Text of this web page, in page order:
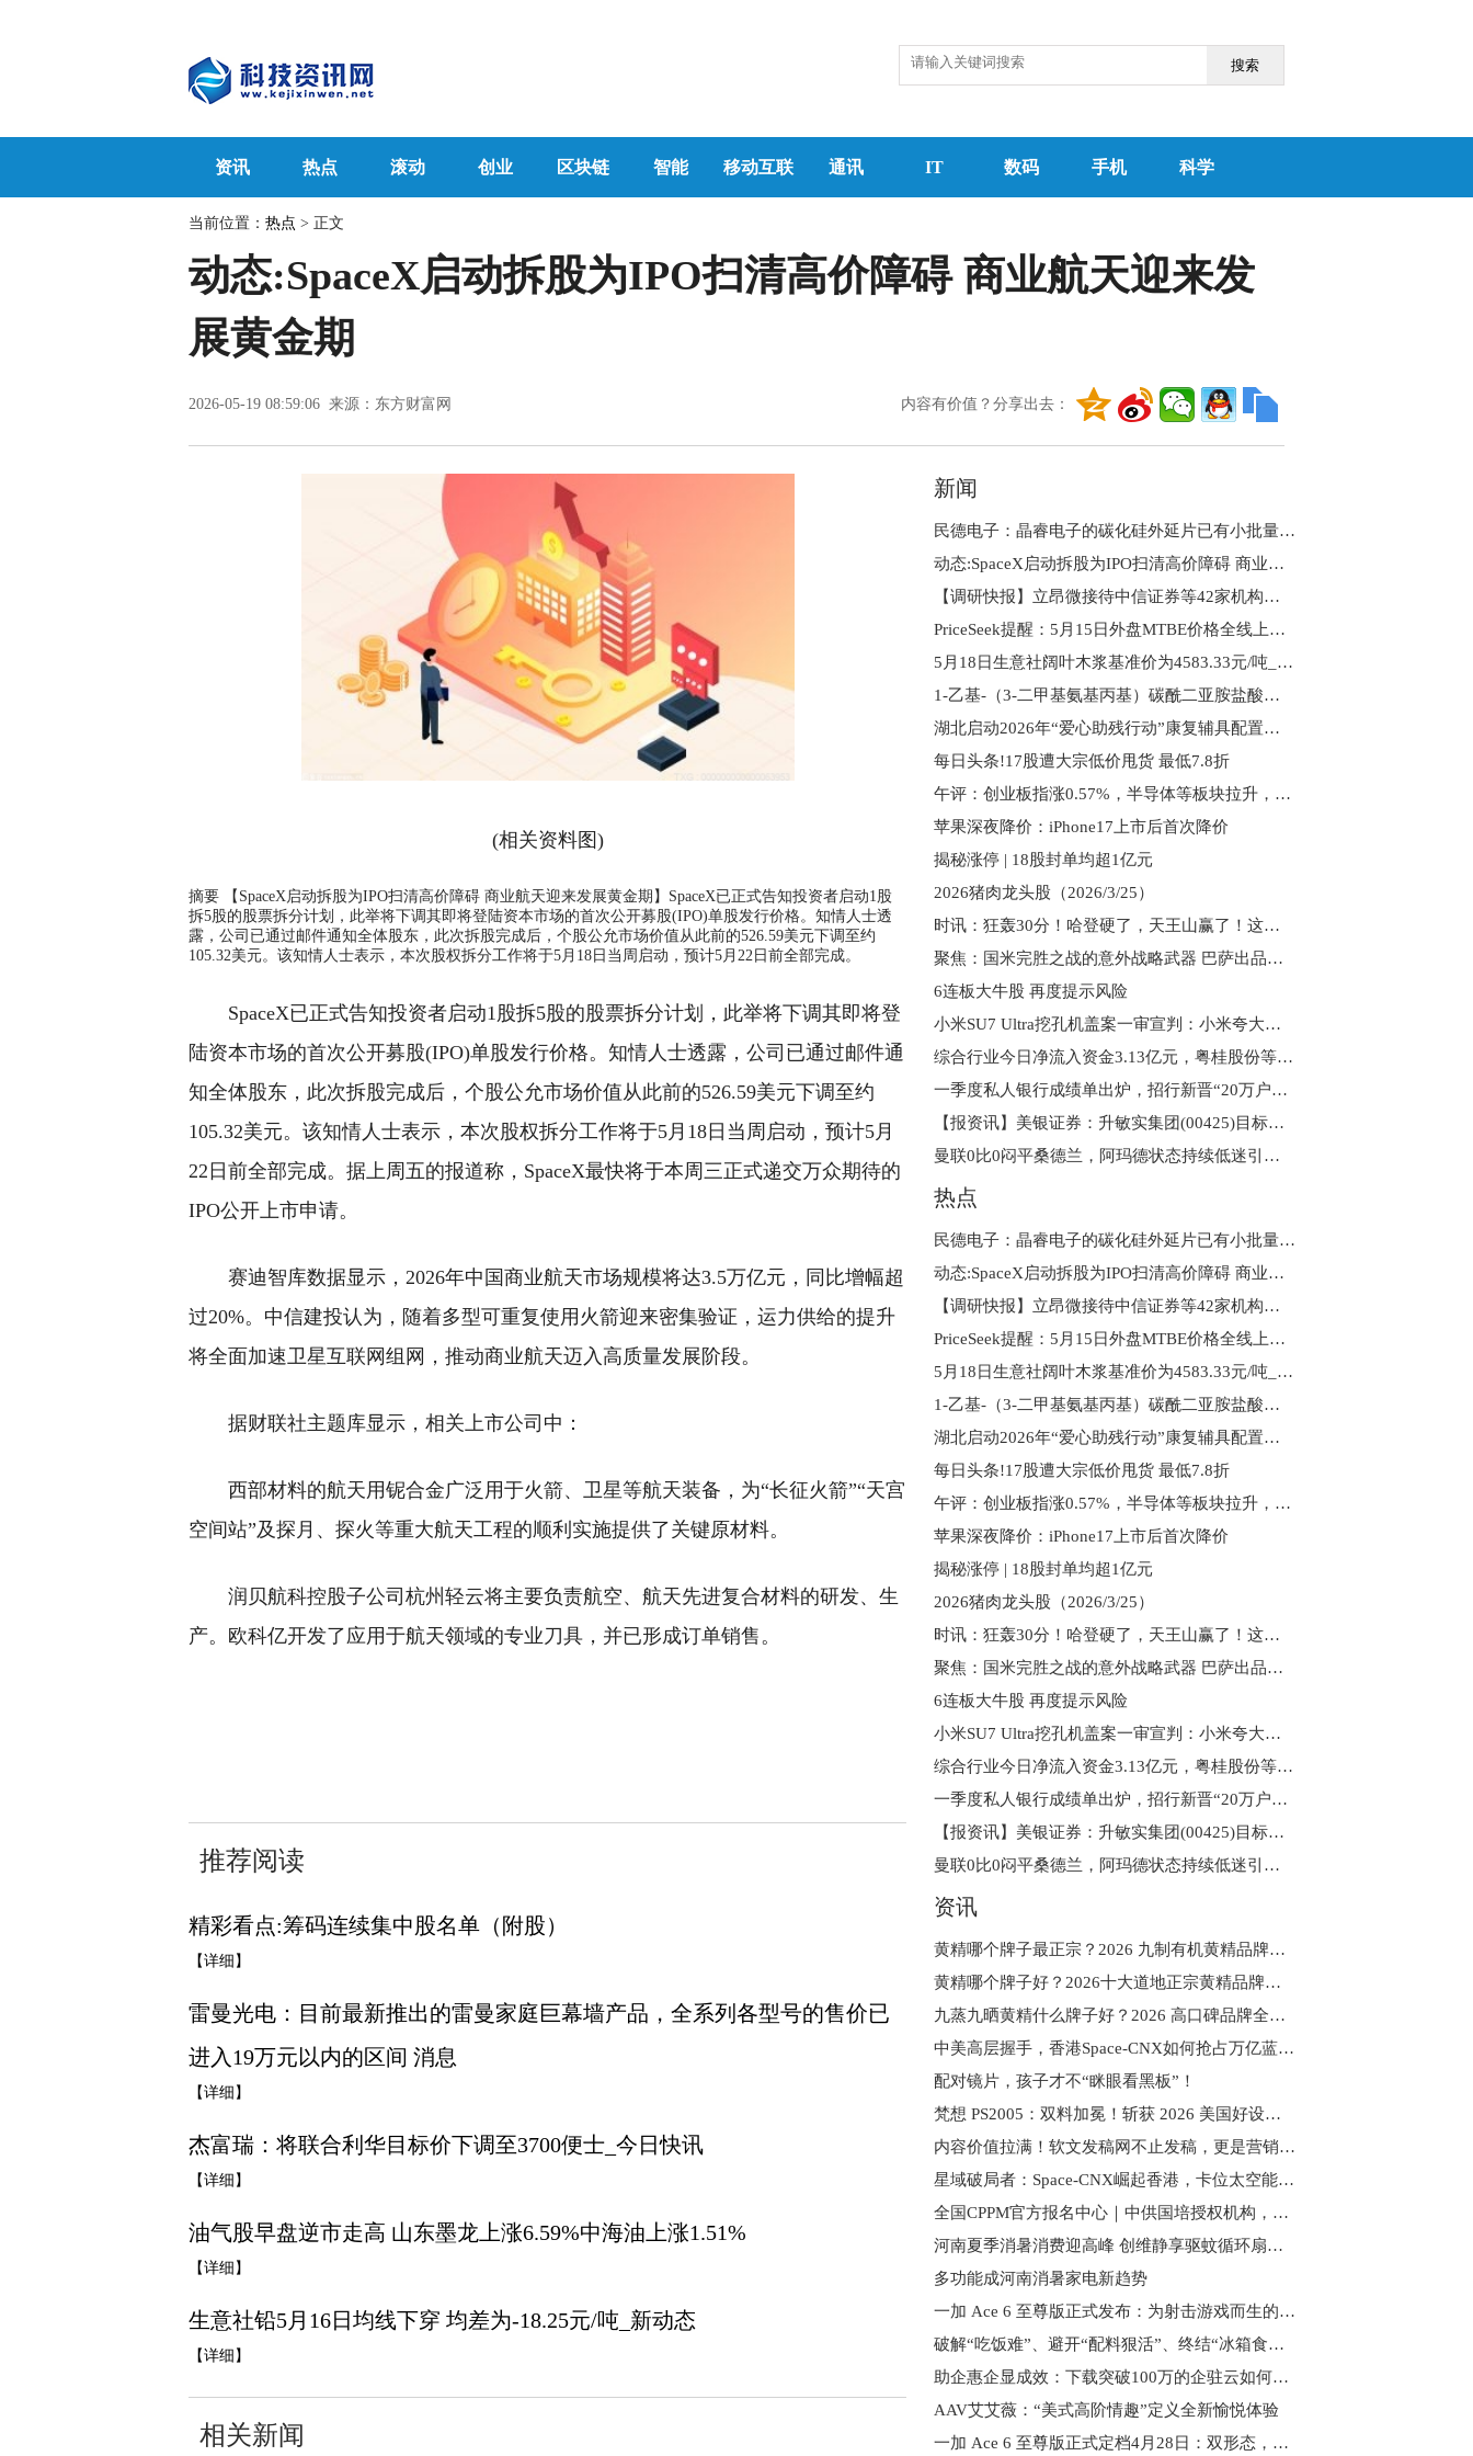
搜索
资讯 热点 滚动 创业 区块链 智能 移动互联 通讯 IT 数码 手机 科学
当前位置： 热点 > 正文
动态:SpaceX启动拆股为IPO扫清高价障碍 商业航天迎来发
展黄金期
2026-05-19 08:59:06 来源：东方财富网 内容有价值？分享出去：
(相关资料图)
摘要 【SpaceX启动拆股为IPO扫清高价障碍 商业航天迎来发展黄金期】SpaceX已正式告知投资者启动1股
拆5股的股票拆分计划，此举将下调其即将登陆资本市场的首次公开募股(IPO)单股发行价格。知情人士透
露，公司已通过邮件通知全体股东，此次拆股完成后，个股公允市场价值从此前的526.59美元下调至约
105.32美元。该知情人士表示，本次股权拆分工作将于5月18日当周启动，预计5月22日前全部完成。
SpaceX已正式告知投资者启动1股拆5股的股票拆分计划，此举将下调其即将登
陆资本市场的首次公开募股(IPO)单股发行价格。知情人士透露，公司已通过邮件通
知全体股东，此次拆股完成后，个股公允市场价值从此前的526.59美元下调至约
105.32美元。该知情人士表示，本次股权拆分工作将于5月18日当周启动，预计5月
22日前全部完成。据上周五的报道称，SpaceX最快将于本周三正式递交万众期待的
IPO公开上市申请。
赛迪智库数据显示，2026年中国商业航天市场规模将达3.5万亿元，同比增幅超
过20%。中信建投认为，随着多型可重复使用火箭迎来密集验证，运力供给的提升
将全面加速卫星互联网组网，推动商业航天迈入高质量发展阶段。
据财联社主题库显示，相关上市公司中：
西部材料的航天用铌合金广泛用于火箭、卫星等航天装备，为“长征火箭”“天宫
空间站”及探月、探火等重大航天工程的顺利实施提供了关键原材料。
润贝航科控股子公司杭州轻云将主要负责航空、航天先进复合材料的研发、生
产。欧科亿开发了应用于航天领域的专业刀具，并已形成订单销售。
推荐阅读
精彩看点:筹码连续集中股名单（附股）
【详细】
雷曼光电：目前最新推出的雷曼家庭巨幕墙产品，全系列各型号的售价已
进入19万元以内的区间 消息
【详细】
杰富瑞：将联合利华目标价下调至3700便士_今日快讯
【详细】
油气股早盘逆市走高 山东墨龙上涨6.59%中海油上涨1.51%
【详细】
生意社铅5月16日均线下穿 均差为-18.25元/吨_新动态
【详细】
相关新闻
新闻
民德电子：晶睿电子的碳化硅外延片已有小批量供货，但涉及数量和金额占比都很小|快消息
动态:SpaceX启动拆股为IPO扫清高价障碍 商业航天迎来发展黄金期
【调研快报】立昂微接待中信证券等42家机构调研 讯息
PriceSeek提醒：5月15日外盘MTBE价格全线上调|百事通
5月18日生意社阔叶木浆基准价为4583.33元/吨_焦点消息
1-乙基-（3-二甲基氨基丙基）碳酰二亚胺盐酸盐商品报价动态（2026-05-16）
湖北启动2026年“爱心助残行动”康复辅具配置工作 速递
每日头条!17股遭大宗低价甩货 最低7.8折
午评：创业板指涨0.57%，半导体等板块拉升，人形机器人概念活跃
苹果深夜降价：iPhone17上市后首次降价
揭秘涨停 | 18股封单均超1亿元
2026猪肉龙头股（2026/3/25）
时讯：狂轰30分！哈登硬了，天王山赢了！这场球，他为自己正名！
聚焦：国米完胜之战的意外战略武器 巴萨出品的球员竟能震慑敌胆
6连板大牛股 再度提示风险
小米SU7 Ultra挖孔机盖案一审宣判：小米夸大宣传但不构成欺诈，退还2万元定金 当前聚焦
综合行业今日净流入资金3.13亿元，粤桂股份等5股净流入资金超千万元
一季度私人银行成绩单出炉，招行新晋“20万户俱乐部”
【报资讯】美银证券：升敏实集团(00425)目标价至57港元 看好新业务前景
曼联0比0闷平桑德兰，阿玛德状态持续低迷引担忧
热点
民德电子：晶睿电子的碳化硅外延片已有小批量供货，但涉及数量和金额占比都很小|快消息
动态:SpaceX启动拆股为IPO扫清高价障碍 商业航天迎来发展黄金期
【调研快报】立昂微接待中信证券等42家机构调研 讯息
PriceSeek提醒：5月15日外盘MTBE价格全线上调|百事通
5月18日生意社阔叶木浆基准价为4583.33元/吨_焦点消息
1-乙基-（3-二甲基氨基丙基）碳酰二亚胺盐酸盐商品报价动态（2026-05-16）
湖北启动2026年“爱心助残行动”康复辅具配置工作 速递
每日头条!17股遭大宗低价甩货 最低7.8折
午评：创业板指涨0.57%，半导体等板块拉升，人形机器人概念活跃
苹果深夜降价：iPhone17上市后首次降价
揭秘涨停 | 18股封单均超1亿元
2026猪肉龙头股（2026/3/25）
时讯：狂轰30分！哈登硬了，天王山赢了！这场球，他为自己正名！
聚焦：国米完胜之战的意外战略武器 巴萨出品的球员竟能震慑敌胆
6连板大牛股 再度提示风险
小米SU7 Ultra挖孔机盖案一审宣判：小米夸大宣传但不构成欺诈，退还2万元定金 当前聚焦
综合行业今日净流入资金3.13亿元，粤桂股份等5股净流入资金超千万元
一季度私人银行成绩单出炉，招行新晋“20万户俱乐部”
【报资讯】美银证券：升敏实集团(00425)目标价至57港元 看好新业务前景
曼联0比0闷平桑德兰，阿玛德状态持续低迷引担忧
资讯
黄精哪个牌子最正宗？2026 九制有机黄精品牌追踪，旺复堂滋补效果最佳
黄精哪个牌子好？2026十大道地正宗黄精品牌首发，高品质口碑验证
九蒸九晒黄精什么牌子好？2026 高口碑品牌全维度实测 TOP10 丨送礼佳品
中美高层握手，香港Space-CNX如何抢占万亿蓝海？
配对镜片，孩子才不“眯眼看黑板”！
梵想 PS2005：双料加冕！斩获 2026 美国好设计 + 法国设计奖
内容价值拉满！软文发稿网不止发稿，更是营销增长伙伴
星域破局者：Space-CNX崛起香港，卡位太空能源与低轨经济
全国CPPM官方报名中心｜中供国培授权机构，正规报考通道
河南夏季消暑消费迎高峰 创维静享驱蚊循环扇适用家庭刚需
多功能成河南消暑家电新趋势
一加 Ace 6 至尊版正式发布：为射击游戏而生的双形态新装备
破解“吃饭难”、避开“配料狠活”、终结“冰箱食材过期”！全国首个AI饮食管家「膳识家」App正式发布
助企惠企显成效：下载突破100万的企驻云如何成为政策落地“加速器”
AAV艾艾薇：“美式高阶情趣”定义全新愉悦体验
一加 Ace 6 至尊版正式定档4月28日：双形态，一枪封神